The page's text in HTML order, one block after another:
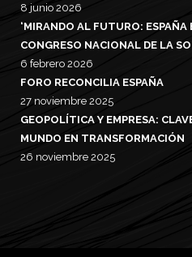
8 junio 2026
‘MIRANDO AL FUTURO: ESPAÑA
CONGRESO NACIONAL DE LA
6 febrero 2026
FORO RECONCILIA ESPAÑA
27 noviembre 2025
GEOPOLÍTICA Y EMPRESA:
MUNDO EN TRANSFORMACIÓN
26 noviembre 2025